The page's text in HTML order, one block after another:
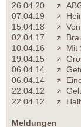
26.04.20
07.04.19
15.04.18
02.04.17
10.04.16
Mit
19.04.15
06.04.14
06.04.14
22.04.12
22.04.12
Meldungen